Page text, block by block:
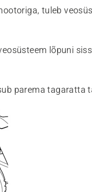
tuleb
lõpuni
parema tagaratta